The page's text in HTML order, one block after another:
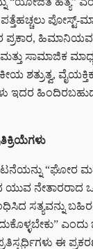
ಪ್ರಕಾರ,
ಸಾಮಾಜಿಕ
ಶತ್ರುತ್ವ,
ಇದರ
“ಘೋರ
ಯುವ ನೇತಾರರಾದ
ಸತ್ಯವನ್ನು
ಎಂದು
ಈ